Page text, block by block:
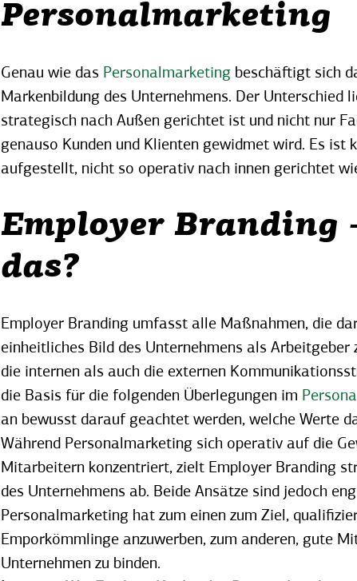
Personalmarketing
Genau wie das Personalmarketing beschäftigt sich
Markenbildung des Unternehmens. Der Unterschied
strategisch nach Außen gerichtet ist und nicht nur
genauso Kunden und Klienten gewidmet wird. Es ist
aufgestellt, nicht so operativ nach innen gerichtet
Employer Branding
das?
Employer Branding umfasst alle Maßnahmen, die
einheitliches Bild des Unternehmens als
die internen als auch die externen
die Basis für die folgenden Überlegungen im
an bewusst darauf geachtet werden, welche Werte
Während Personalmarketing sich operativ auf die
Mitarbeitern konzentriert, zielt Employer Branding
des Unternehmens ab. Beide Ansätze sind jedoch
Personalmarketing hat zum einen zum Ziel,
Emporkömmlinge anzuwerben, zum anderen, gute
Unternehmen zu binden.